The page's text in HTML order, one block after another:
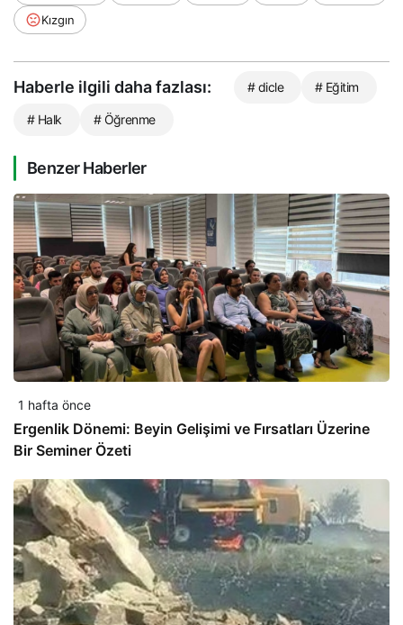
Kızgın
Haberle ilgili daha fazlası: # dicle # Eğitim
# Halk # Öğrenme
Benzer Haberler
1 hafta önce
Ergenlik Dönemi: Beyin Gelişimi ve Fırsatları Üzerine
Bir Seminer Özeti